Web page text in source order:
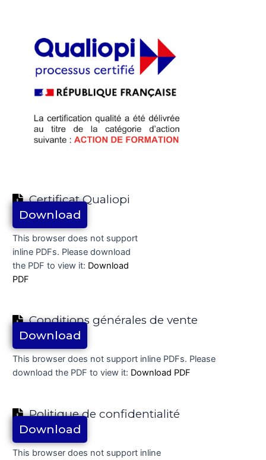
Certificat Qualiopi
Download
This browser does not support
inline PDFs. Please download
the PDF to view it: Download
PDF
Conditions générales de vente
Download
This browser does not support inline PDFs. Please
download the PDF to view it: Download PDF
Politique de confidentialité
Download
This browser does not support inline